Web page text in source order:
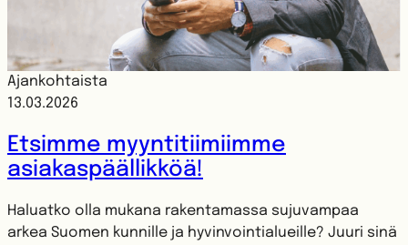
Ajankohtaista
13.03.2026
Etsimme myyntitiimiimme
asiakaspäällikköä!
Haluatko olla mukana rakentamassa sujuvampaa
arkea Suomen kunnille ja hyvinvointialueille? Juuri sinä